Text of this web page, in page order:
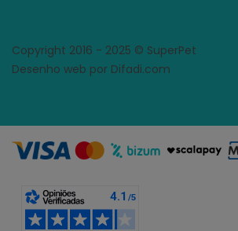
Copyright 2016 - 2025 © SuperPet
Desenho web por Difadi.com